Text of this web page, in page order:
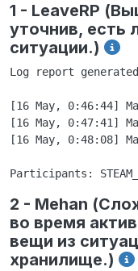
1 - LeaveRP
уточнив, есть
ситуации.)
Log report
[16 May, 0:46:44]
[16 May, 0:47:41]
[16 May, 0:48:08]
2 - Mehan
во время
вещи из
хранилище.)